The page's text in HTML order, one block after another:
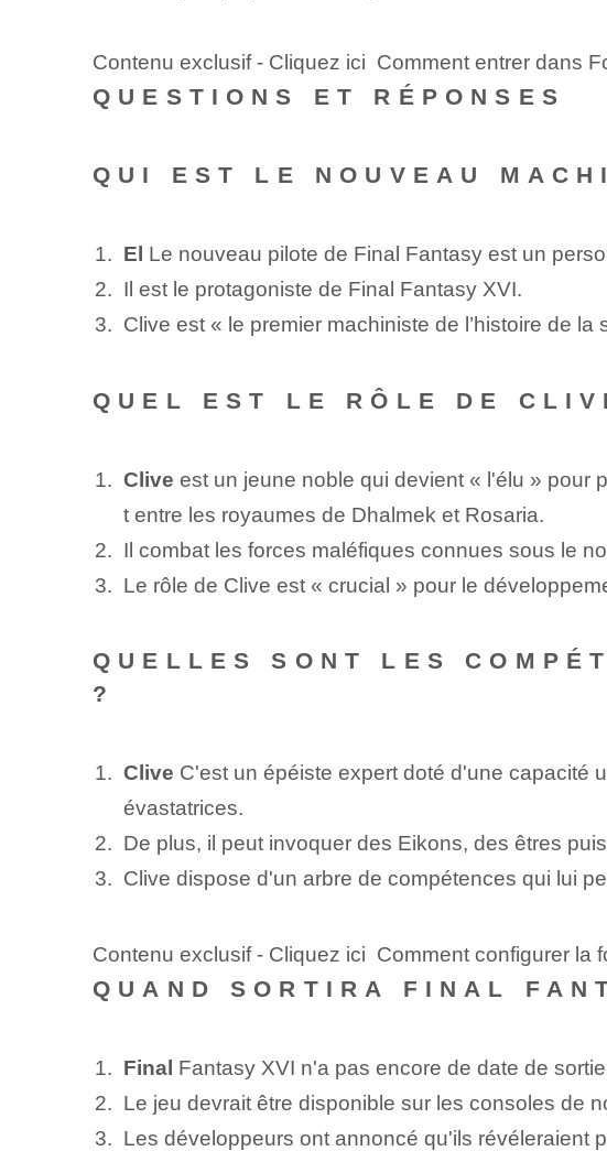
Contenu exclusif - Cliquez ici Comment entrer dans
QUESTIONS ET RÉPONSES
QUI EST LE NOUVEAU
El Le nouveau pilote de Final Fantasy est un
Il est le protagoniste de Final Fantasy XVI.
Clive est « le premier machiniste de l’histoire de la
QUEL EST LE RÔLE DE
Clive est un jeune noble qui devient « l'élu » pour
t entre les royaumes de Dhalmek et Rosaria.
Il combat les forces maléfiques connues sous le
Le rôle de Clive est « crucial » pour le
QUELLES SONT LES
?
Clive C'est un épéiste expert doté d'une capacité
évastatrices.
De plus, il peut invoquer des Eikons, des êtres
Clive dispose d'un arbre de compétences qui lui
Contenu exclusif - Cliquez ici Comment configurer la
QUAND SORTIRA FINAL
Final Fantasy XVI n'a pas encore de date de
Le jeu devrait être disponible sur les consoles de
Les développeurs ont annoncé qu'ils révéleraient